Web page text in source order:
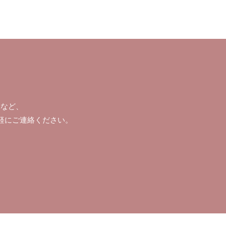
ど、
ご連絡ください。